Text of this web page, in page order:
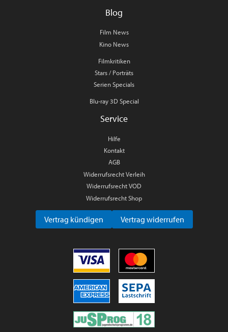
Blog
Film News
Kino News
Filmkritiken
Stars / Porträts
Serien Specials
Blu-ray 3D Special
Service
Hilfe
Kontakt
AGB
Widerrufsrecht Verleih
Widerrufsrecht VOD
Widerrufsrecht Shop
Vertrag kündigen Vertrag widerrufen